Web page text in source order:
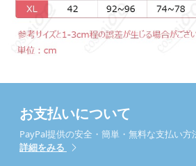
お支払いについて
PayPal提供の安全・簡単・無料な支払い方
詳細をみる